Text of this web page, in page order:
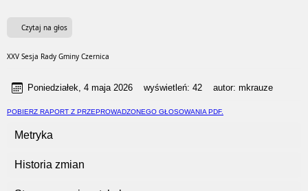
Czytaj na głos
XXV Sesja Rady Gminy Czernica
Poniedziałek, 4 maja 2026 wyświetleń: 42 autor: mkrauze
POBIERZ RAPORT Z PRZEPROWADZONEGO GŁOSOWANIA PDF.
Metryka
Historia zmian